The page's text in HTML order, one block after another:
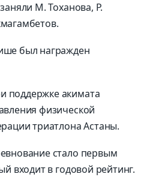
М. Тоханова, Р.
был награжден
поддержке акимата
физической
триатлона Астаны.
стало первым
входит в годовой рейтинг.